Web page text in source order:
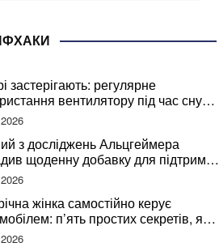
застерігають: регулярне
вентилятору під час сну
вплинути на ваше
з досліджень Альцгеймера
щоденну добавку для підтримки
діяльності
жінка самостійно керує
п’ять простих секретів, які
їй дожити до століття